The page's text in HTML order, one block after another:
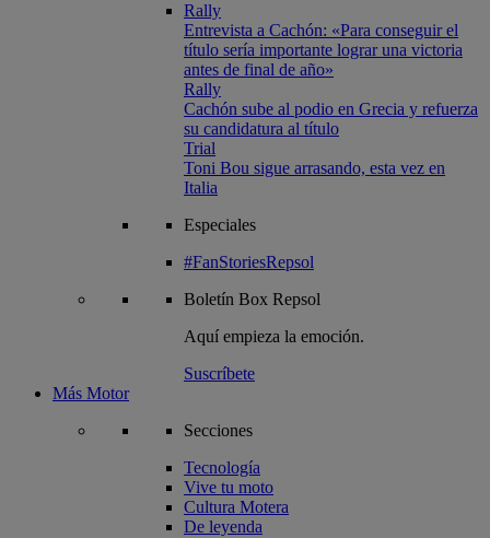
Rally
Entrevista a Cachón: «Para conseguir el
título sería importante lograr una victoria
antes de final de año»
Rally
Cachón sube al podio en Grecia y refuerza
su candidatura al título
Trial
Toni Bou sigue arrasando, esta vez en
Italia
Especiales
#FanStoriesRepsol
Boletín Box Repsol
Aquí empieza la emoción.
Suscríbete
Más Motor
Secciones
Tecnología
Vive tu moto
Cultura Motera
De leyenda